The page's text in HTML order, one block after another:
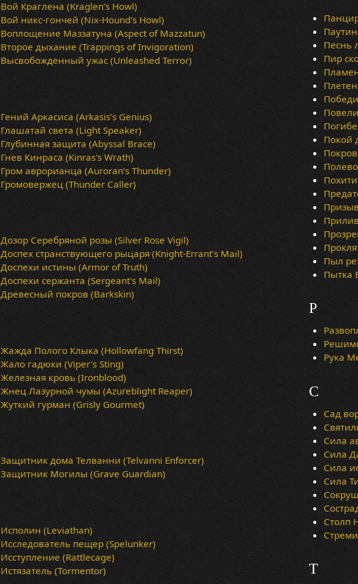
Вой Краглена (Kraglen’s Howl)
Вой никс-гончей (Nix-Hound's Howl)
Воплощение Маззатуна (Aspect of Mazzatun)
Второе дыхание (Trappings of Invigoration)
Высвобожденный ужас (Unleashed Terror)
Гений Аркасиса (Arkasis’s Genius)
Глашатай света (Light Speaker)
Глубинная защита (Abyssal Brace)
Гнев Кинраса (Kinras's Wrath)
Гром аврорианца (Auroran’s Thunder)
Громовержец (Thunder Caller)
Дозор Серебряной розы (Silver Rose Vigil)
Доспех странствующего рыцаря (Knight-Errant's Mail)
Доспехи истины (Armor of Truth)
Доспехи сержанта (Sergeant's Mail)
Древесный покров (Barkskin)
Жажда Полого Клыка (Hollowfang Thirst)
Жало гадюки (Viper's Sting)
Железная кровь (Ironblood)
Жнец Лазурной чумы (Azureblight Reaper)
Жуткий гурман (Grisly Gourmet)
Защитник дома Телванни (Telvanni Enforcer)
Защитник Могилы (Grave Guardian)
Исполин (Leviathan)
Исследователь пещер (Spelunker)
Исступление (Rattlecage)
Истязатель (Tormentor)
Песнь
Пир
Покой
Пыл
Пытка
Р
Рука
С
Сад
Сила
Сила
Сила
Сила
Столп
Т